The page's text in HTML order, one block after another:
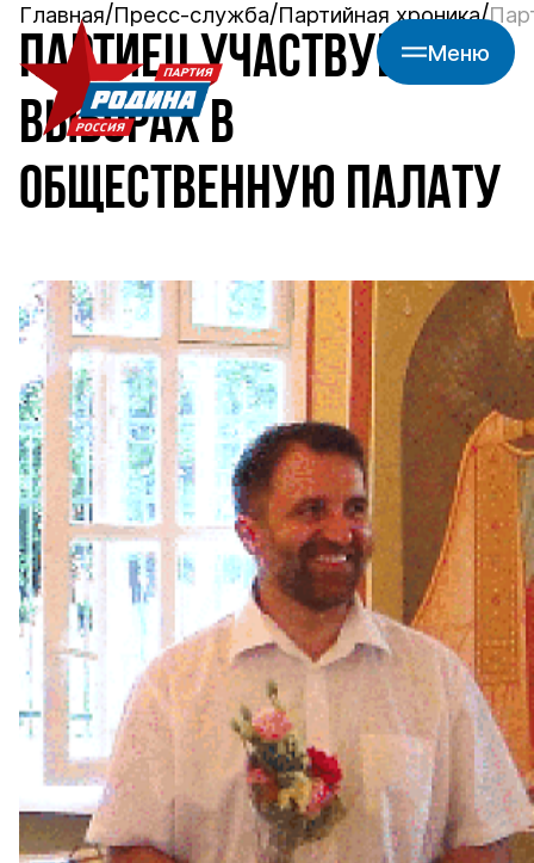
Меню
Главная Пресс-служба Партийная хроника
ПАРТИЕЦ УЧАСТВУЕТ В
ВЫБОРАХ В
ОБЩЕСТВЕННУЮ ПАЛАТУ